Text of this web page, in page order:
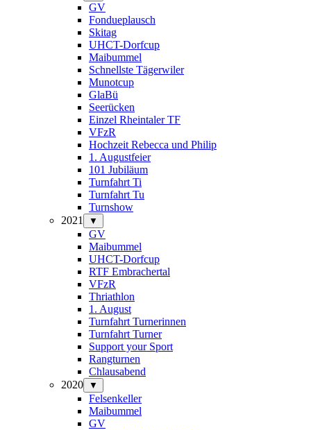
GV
Fondueplausch
Skitag
UHCT-Dorfcup
Maibummel
Schnellste Tägerwiler
Munotcup
GlaBü
Seerücken
Einzel Rheintaler TF
VFzR
Hochzeit Rebecca und Philip
1. Augustfeier
101 Jubiläum
Turnfahrt Ti
Turnfahrt Tu
Turnshow
2021
▼
GV
Maibummel
UHCT-Dorfcup
RTF Embrachertal
VFzR
Thriathlon
1. August
Turnfahrt Turnerinnen
Turnfahrt Turner
Support your Sport
Rangturnen
Chlausabend
2020
▼
Felsenkeller
Maibummel
GV